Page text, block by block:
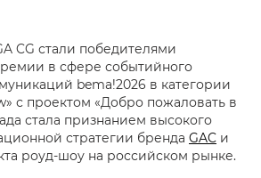
CG стали победителями
в сфере событийного
bema!2026 в категории
с проектом «Добро пожаловать в
стала признанием высокого
стратегии бренда GAC и
роуд-шоу на российском рынке.